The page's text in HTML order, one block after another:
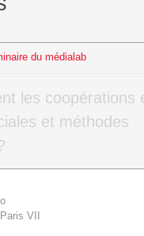
du médialab
et méthodes
VII